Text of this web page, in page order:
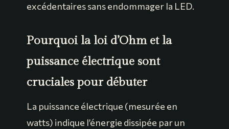
excédentaires sans endommager la LED.
Pourquoi la loi d’Ohm et la
puissance électrique sont
cruciales pour débuter
La puissance électrique (mesurée en
watts) indique l’énergie dissipée par un